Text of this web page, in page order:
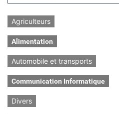
Agriculteurs
Alimentation
Automobile et transports
Communication Informatique
Divers